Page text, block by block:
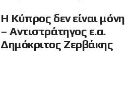
Η Κύπρος δεν είναι μόνη
– Αντιστράτηγος ε.α.
Δημόκριτος Ζερβάκης